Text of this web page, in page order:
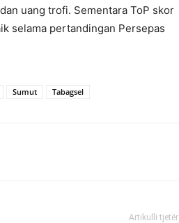
uang trofi. Sementara ToP skor
selama pertandingan Persepas
Sumut Tabagsel
Artikulli tjetër